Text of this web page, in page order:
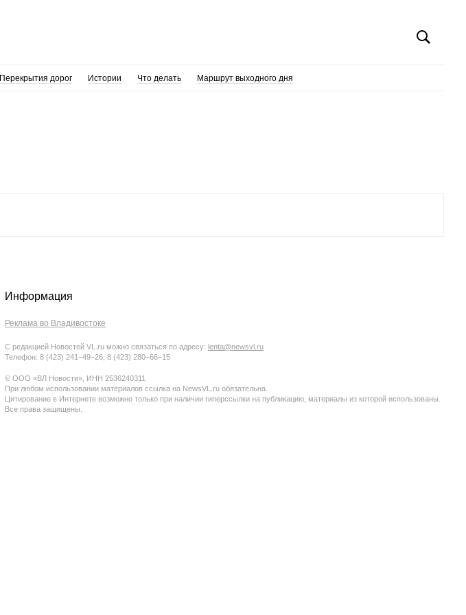
Перекрытия дорог Истории Что делать Маршрут выходного дня
Информация
Реклама во Владивостоке
С редакцией Новостей VL.ru можно связаться по адресу: lenta@newsvl.ru
Телефон: 8 (423) 241−49−26, 8 (423) 280−66−15
© ООО «ВЛ Новости», ИНН 2536240311
При любом использовании материалов ссылка на NewsVL.ru обязательна.
Цитирование в Интернете возможно только при наличии гиперссылки на публикацию, материалы из которой использованы.
Все права защищены.